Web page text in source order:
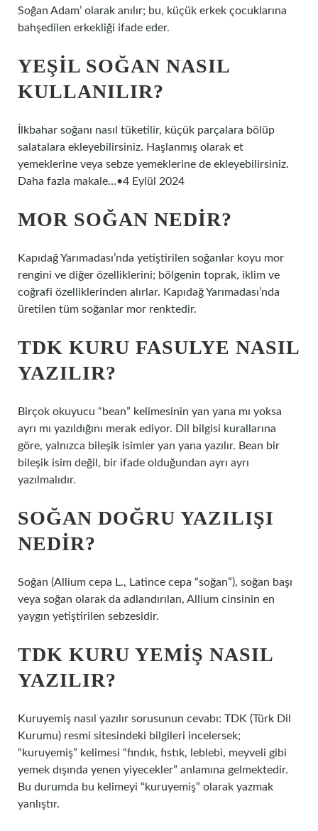
Soğan Adam’ olarak anılır; bu, küçük erkek çocuklarına
bahşedilen erkekliği ifade eder.
YEŞIL SOĞAN NASIL
KULLANILIR?
İlkbahar soğanı nasıl tüketilir, küçük parçalara bölüp
salatalara ekleyebilirsiniz. Haşlanmış olarak et
yemeklerine veya sebze yemeklerine de ekleyebilirsiniz.
Daha fazla makale…•4 Eylül 2024
MOR SOĞAN NEDIR?
Kapıdağ Yarımadası’nda yetiştirilen soğanlar koyu mor
rengini ve diğer özelliklerini; bölgenin toprak, iklim ve
coğrafi özelliklerinden alırlar. Kapıdağ Yarımadası’nda
üretilen tüm soğanlar mor renktedir.
TDK KURU FASULYE NASIL
YAZILIR?
Birçok okuyucu “bean” kelimesinin yan yana mı yoksa
ayrı mı yazıldığını merak ediyor. Dil bilgisi kurallarına
göre, yalnızca bileşik isimler yan yana yazılır. Bean bir
bileşik isim değil, bir ifade olduğundan ayrı ayrı
yazılmalıdır.
SOĞAN DOĞRU YAZILIŞI
NEDIR?
Soğan (Allium cepa L., Latince cepa “soğan”), soğan başı
veya soğan olarak da adlandırılan, Allium cinsinin en
yaygın yetiştirilen sebzesidir.
TDK KURU YEMIŞ NASIL
YAZILIR?
Kuruyemiş nasıl yazılır sorusunun cevabı: TDK (Türk Dil
Kurumu) resmi sitesindeki bilgileri incelersek;
“kuruyemiş” kelimesi “fındık, fıstık, leblebi, meyveli gibi
yemek dışında yenen yiyecekler” anlamına gelmektedir.
Bu durumda bu kelimeyi “kuruyemiş” olarak yazmak
yanlıştır.